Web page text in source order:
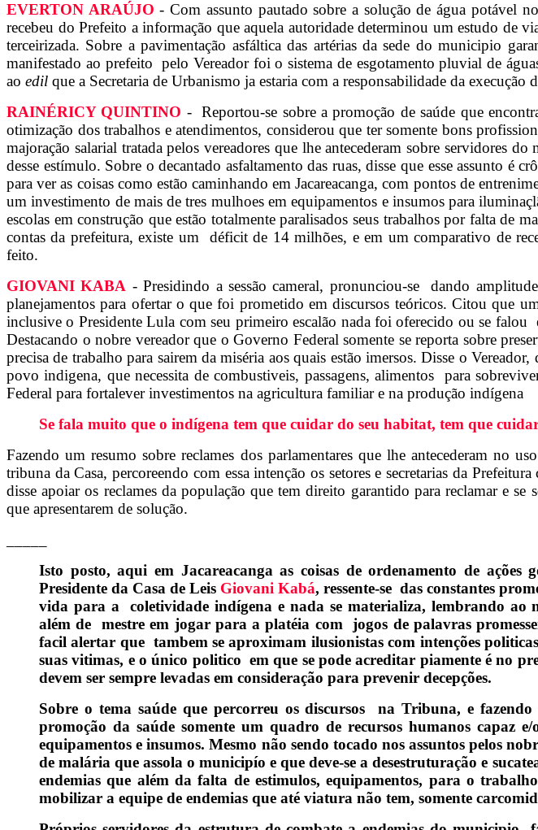
EVERTON ARAÚJO - Com assunto pautado sobre a solução de água potável
recebeu do Prefeito a informação que aquela autoridade determinou um estudo de
terceirizada. Sobre a pavimentação asfáltica das artérias da sede do municipio
manifestado ao prefeito pelo Vereador foi o sistema de esgotamento pluvial de
ao edil que a Secretaria de Urbanismo ja estaria com a responsabilidade da execução
RAINÉRICY QUINTINO - Reportou-se sobre a promoção de saúde que
otimização dos trabalhos e atendimentos, considerou que ter somente bons
majoração salarial tratada pelos vereadores que lhe antecederam sobre servidores
desse estímulo. Sobre o decantado asfaltamento das ruas, disse que esse assunto
para ver as coisas como estão caminhando em Jacareacanga, com pontos de
um investimento de mais de tres mulhoes em equipamentos e insumos para
escolas em construção que estão totalmente paralisados seus trabalhos por falta de
contas da prefeitura, existe um déficit de 14 milhões, e em um comparativo de
feito.
GIOVANI KABA - Presidindo a sessão cameral, pronunciou-se dando
planejamentos para ofertar o que foi prometido em discursos teóricos. Citou que
inclusive o Presidente Lula com seu primeiro escalão nada foi oferecido ou se
Destacando o nobre vereador que o Governo Federal somente se reporta sobre
precisa de trabalho para sairem da miséria aos quais estão imersos. Disse o
povo indigena, que necessita de combustiveis, passagens, alimentos para
Federal para fortalever investimentos na agricultura familiar e na produção indígena
Se fala muito que o indígena tem que cuidar do seu habitat, tem que
Fazendo um resumo sobre reclames dos parlamentares que lhe antecederam no
tribuna da Casa, percoreendo com essa intenção os setores e secretarias da
disse apoiar os reclames da população que tem direito garantido para reclamar e
que apresentarem de solução.
Isto posto, aqui em Jacareacanga as coisas de ordenamento de
Presidente da Casa de Leis Giovani Kabá, ressente-se das constantes
vida para a coletividade indígena e nada se materializa, lembrando
além de mestre em jogar para a platéia com jogos de palavras
facil alertar que tambem se aproximam ilusionistas com intenções
suas vitimas, e o único politico em que se pode acreditar piamente é no
devem ser sempre levadas em consideração para prevenir decepções.
Sobre o tema saúde que percorreu os discursos na Tribuna, e
promoção da saúde somente um quadro de recursos humanos
equipamentos e insumos. Mesmo não sendo tocado nos assuntos pelos
de malária que assola o municipío e que deve-se a desestruturação e
endemias que além da falta de estimulos, equipamentos, para o
mobilizar a equipe de endemias que até viatura não tem, somente